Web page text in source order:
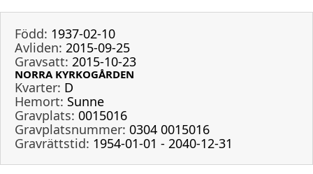
Född: 1937-02-10
Avliden: 2015-09-25
Gravsatt: 2015-10-23
NORRA KYRKOGÅRDEN
Kvarter: D
Hemort: Sunne
Gravplats: 0015016
Gravplatsnummer: 0304 0015016
Gravrättstid: 1954-01-01 - 2040-12-31